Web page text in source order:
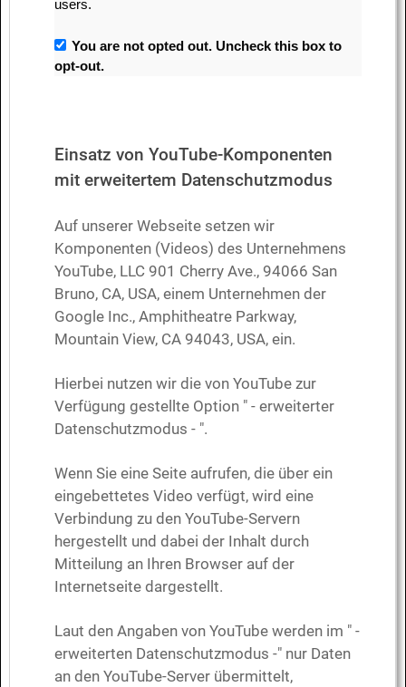
users.
You are not opted out. Uncheck this box to
opt-out.
Einsatz von YouTube-Komponenten
mit erweitertem Datenschutzmodus
Auf unserer Webseite setzen wir
Komponenten (Videos) des Unternehmens
YouTube, LLC 901 Cherry Ave., 94066 San
Bruno, CA, USA, einem Unternehmen der
Google Inc., Amphitheatre Parkway,
Mountain View, CA 94043, USA, ein.
Hierbei nutzen wir die von YouTube zur
Verfügung gestellte Option " - erweiterter
Datenschutzmodus - ".
Wenn Sie eine Seite aufrufen, die über ein
eingebettetes Video verfügt, wird eine
Verbindung zu den YouTube-Servern
hergestellt und dabei der Inhalt durch
Mitteilung an Ihren Browser auf der
Internetseite dargestellt.
Laut den Angaben von YouTube werden im " -
erweiterten Datenschutzmodus -" nur Daten
an den YouTube-Server übermittelt,